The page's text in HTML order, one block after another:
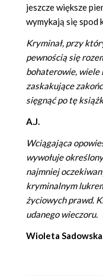
jeszcze większe
wymykają się spod
Kryminał, przy
pewnością się
bohaterowie,
zaskakujące
sięgnąć po tę
A.J.
Wciągająca
wywołuje
najmniej
kryminalnym
życiowych prawd.
udanego wieczoru.
Wioleta